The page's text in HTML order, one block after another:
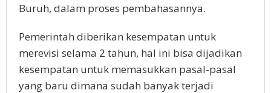
Buruh, dalam proses pembahasannya.
Pemerintah diberikan kesempatan untuk
merevisi selama 2 tahun, hal ini bisa dijadikan
kesempatan untuk memasukkan pasal-pasal
yang baru dimana sudah banyak terjadi